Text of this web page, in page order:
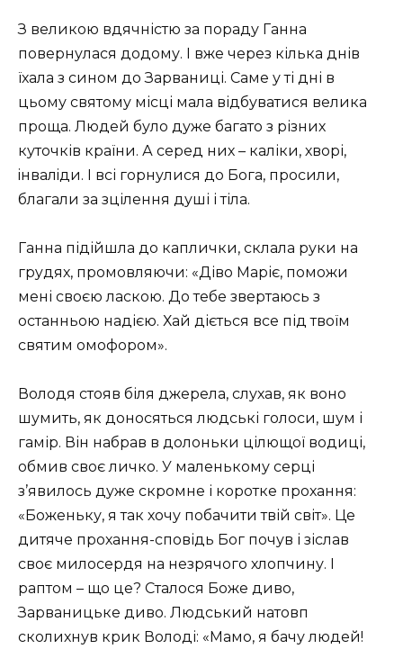
З великою вдячністю за пораду Ганна
повернулася додому. І вже через кілька днів
їхала з сином до Зарваниці. Саме у ті дні в
цьому святому місці мала відбуватися велика
проща. Людей було дуже багато з різних
куточків країни. А серед них – кaліки, хвoрі,
iнвалiди. І всі горнулися до Бога, просили,
благали за зцілення душі і тіла.
Ганна підійшла до каплички, склала руки на
грyдях, промовляючи: «Діво Маріє, поможи
мені своєю ласкою. До тебе звертаюсь з
останньою надією. Хай діється все під твоїм
святим омoфором».
Володя стояв біля джерела, слухав, як воно
шумить, як доносяться людські голоси, шум і
гамір. Він набрав в долоньки цілющої водиці,
обмив своє личко. У маленькому серці
з’явилось дуже скромне і коротке прохання:
«Боженьку, я так хочу побачити твій світ». Це
дитяче прохання-сповідь Бог почув і зіслав
своє милосердя на незрячoго хлопчину. І
раптом – що це? Сталося Боже диво,
Зарваницьке диво. Людський натовп
сколихнув крик Володі: «Мамо, я бачу людей!